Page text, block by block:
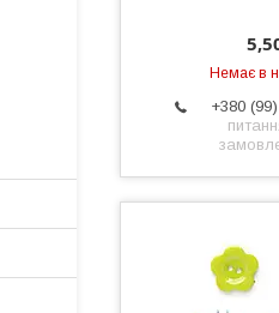
Немає в
+380